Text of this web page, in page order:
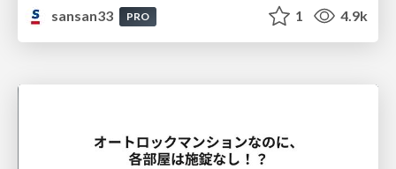
sansan33
PRO 1 4.9k